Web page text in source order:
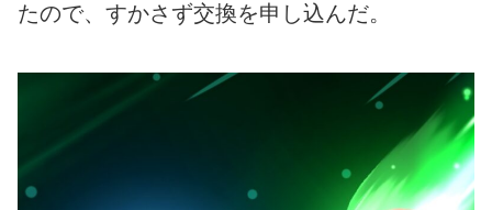
たので、すかさず交換を申し込んだ。